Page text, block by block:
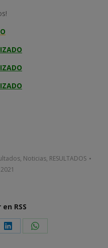
, Noticias, RESULTADOS
RSS
Share Share